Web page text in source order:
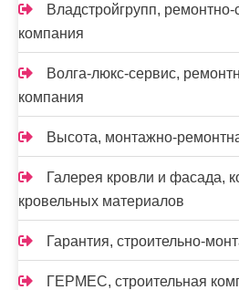
Владстройгрупп, ремонтно-
компания
Волга-люкс-сервис,
компания
Высота, монтажно-
Галерея кровли и фасада,
кровельных материалов
Гарантия, строительно-
ГЕРМЕС, строительная